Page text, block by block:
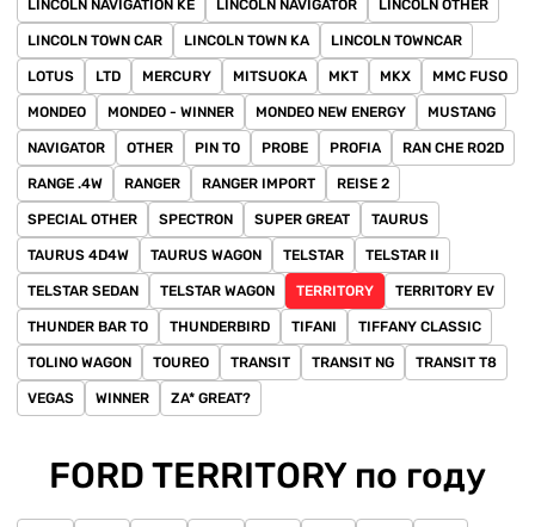
LINCOLN NAVIGATION KE LINCOLN NAVIGATOR LINCOLN OTHER
LINCOLN TOWN CAR LINCOLN TOWN KA LINCOLN TOWNCAR
LOTUS LTD MERCURY MITSUOKA MKT MKX MMC FUSO
MONDEO MONDEO - WINNER MONDEO NEW ENERGY MUSTANG
NAVIGATOR OTHER PIN TO PROBE PROFIA RAN CHE RO2D
RANGE .4W RANGER RANGER IMPORT REISE 2
SPECIAL OTHER SPECTRON SUPER GREAT TAURUS
TAURUS 4D4W TAURUS WAGON TELSTAR TELSTAR II
TELSTAR SEDAN TELSTAR WAGON TERRITORY TERRITORY EV
THUNDER BAR TO THUNDERBIRD TIFANI TIFFANY CLASSIC
TOLINO WAGON TOUREO TRANSIT TRANSIT NG TRANSIT T8
VEGAS WINNER ZA* GREAT?
FORD TERRITORY по году